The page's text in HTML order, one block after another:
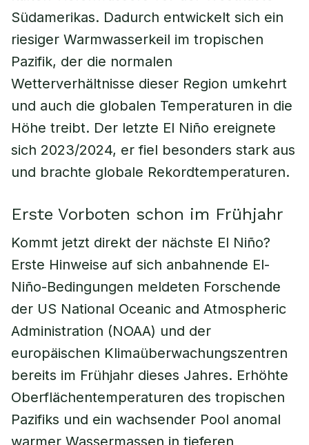
Südamerikas. Dadurch entwickelt sich ein
riesiger Warmwasserkeil im tropischen
Pazifik, der die normalen
Wetterverhältnisse dieser Region umkehrt
und auch die globalen Temperaturen in die
Höhe treibt. Der letzte El Niño ereignete
sich 2023/2024, er fiel besonders stark aus
und brachte globale Rekordtemperaturen.
Erste Vorboten schon im Frühjahr
Kommt jetzt direkt der nächste El Niño?
Erste Hinweise auf sich anbahnende El-
Niño-Bedingungen meldeten Forschende
der US National Oceanic and Atmospheric
Administration (NOAA) und der
europäischen Klimaüberwachungszentren
bereits im Frühjahr dieses Jahres. Erhöhte
Oberflächentemperaturen des tropischen
Pazifiks und ein wachsender Pool anomal
warmer Wassermassen in tieferen